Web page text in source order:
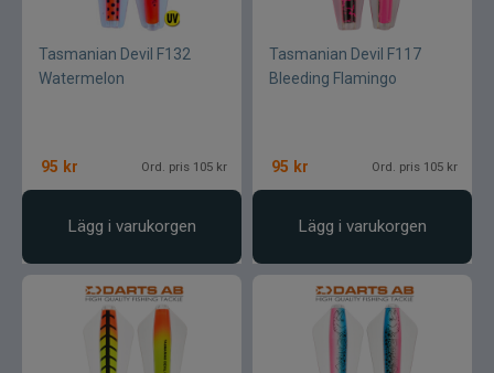
Dometic
Eastfields Lures
Eiger
FKP-GEAR
Lamson - Waterworks
Tasmanian Devil F132
Watermelon
95 kr Ord. pris 105 kr
Lägg i varukorgen
Tasmanian Devil F117
Bleeding Flamingo
95 kr Ord. pris 105 kr
Lägg i varukorgen